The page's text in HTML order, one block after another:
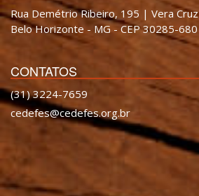
Rua Demétrio Ribeiro, 195 | Vera Cruz
Belo Horizonte - MG - CEP 30285-680
CONTATOS
(31) 3224-7659
cedefes@cedefes.org.br